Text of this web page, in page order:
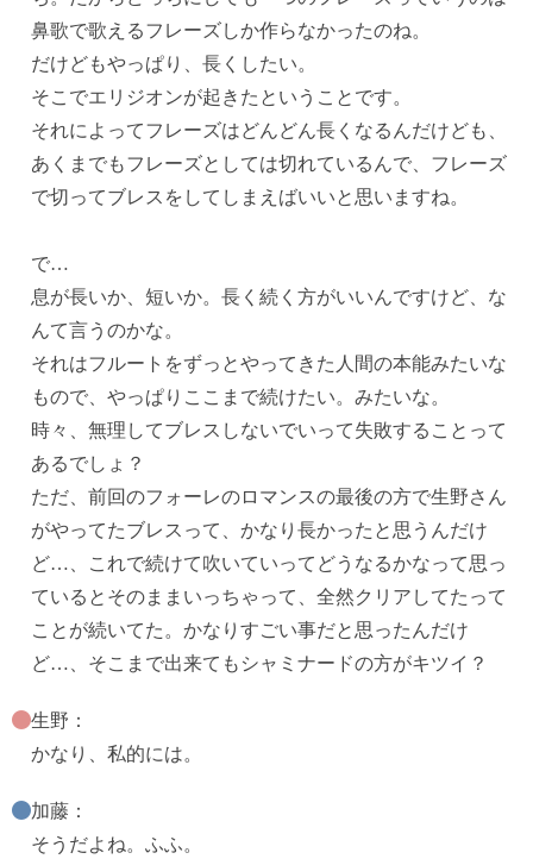
鼻歌で歌えるフレーズしか作らなかったのね。
だけどもやっぱり、長くしたい。
そこでエリジオンが起きたということです。
それによってフレーズはどんどん長くなるんだけども、
あくまでもフレーズとしては切れているんで、フレーズ
で切ってブレスをしてしまえばいいと思いますね。
で…
息が長いか、短いか。長く続く方がいいんですけど、な
んて言うのかな。
それはフルートをずっとやってきた人間の本能みたいな
もので、やっぱりここまで続けたい。みたいな。
時々、無理してブレスしないでいって失敗することって
あるでしょ？
ただ、前回のフォーレのロマンスの最後の方で生野さん
がやってたブレスって、かなり長かったと思うんだけ
ど…、これで続けて吹いていってどうなるかなって思っ
ているとそのままいっちゃって、全然クリアしてたって
ことが続いてた。かなりすごい事だと思ったんだけ
ど…、そこまで出来てもシャミナードの方がキツイ？
生野：
かなり、私的には。
加藤：
そうだよね。ふふ。